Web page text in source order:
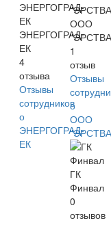
ЭНЕРГОГРАД-
ЕК
4
отзыва
Отзывы
сотрудников
о
ЭНЕРГОГРАД-
ЕК
ООО
1
отзыв
Отзывы
о
ООО
ГК
Финвал
0
отзывов